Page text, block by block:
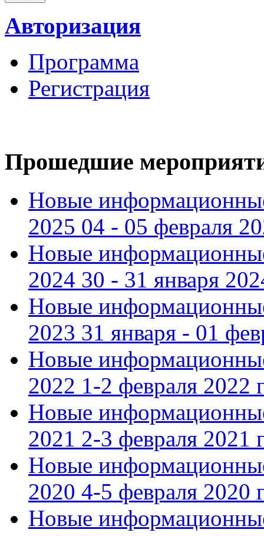
Авторизация
Программа
Регистрация
Прошедшие
Новые
2025 04 - 05 февраля
Новые
2024 30 - 31 января
Новые
2023 31 января - 01
Новые
2022 1-2 февраля 2022
Новые
2021 2-3 февраля 2021
Новые
2020 4-5 февраля 2020
Новые